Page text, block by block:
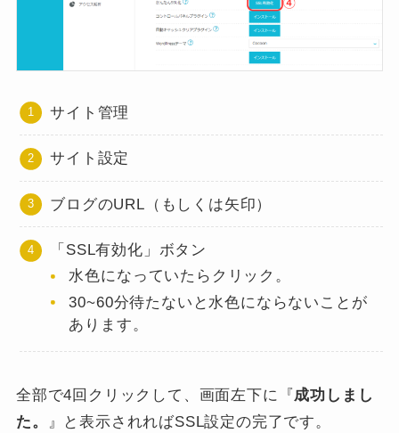
サイト管理
サイト設定
ブログのURL（もしくは矢印）
「SSL有効化」ボタン
水色になっていたらクリック。
30~60分待たないと水色にならないことが
あります。
全部で4回クリックして、画面左下に『成功しまし
た。
』と表示されればSSL設定の完了です。